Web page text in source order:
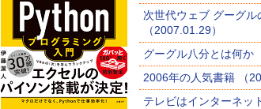
次世代ウェブ グーグル
（2007.01.29）
グーグル八分とは何か
2006年の人気書籍 （
テレビはインターネッ